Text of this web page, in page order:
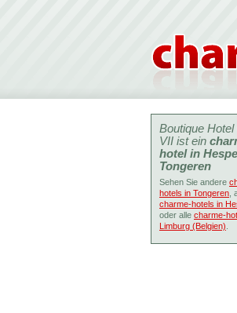
Boutique Hotel
VII ist ein
hotel in
Tongeren
Sehen Sie andere
hotels in Tongeren ,
charme-hotels in
oder alle charme-
Limburg (Belgien)